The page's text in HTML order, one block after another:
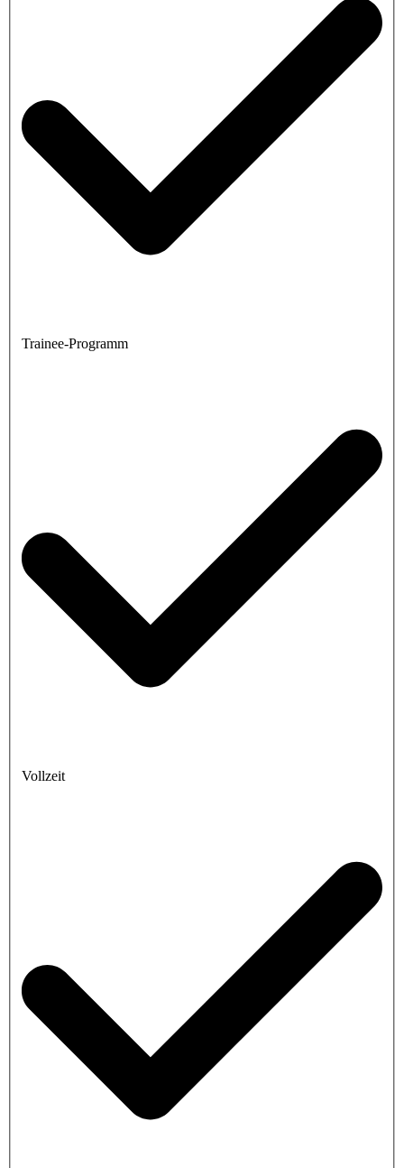
Trainee-Programm
Vollzeit